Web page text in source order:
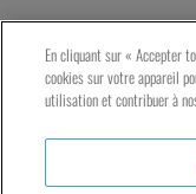
LE TNG – VAISE
23 rue de
LES ATELIERS –
5 rue du Petit David
En cliquant sur « Accepter
cookies sur votre appareil
utilisation et contribuer à